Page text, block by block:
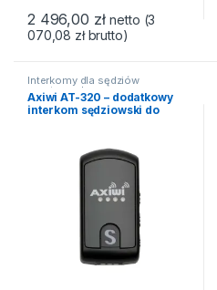
2 496,00 zł netto (3
070,08 złbrutto)
Interkomy dla sędziów
sportowych
Axiwi AT-320 – dodatkowy
interkom sędziowski do